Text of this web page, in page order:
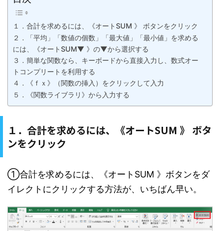
１．合計を求めるには、《オートSUM 》 ボタンをクリック
２．「平均」「数値の個数」「最大値」「最小値」を求める
には、《オートSUM▼ 》の▼から選択する
３．簡単な関数なら、キーボードから直接入力し、数式オー
トコンプリートを利用する
４．《ｆｘ》（関数の挿入）をクリックして入力
５．《関数ライブラリ》から入力する
１．合計を求めるには、《オートSUM 》 ボタ
ンをクリック
①合計を求めるには、《オートSUM 》ボタンをダ
イレクトにクリックする方法が、いちばん早い。